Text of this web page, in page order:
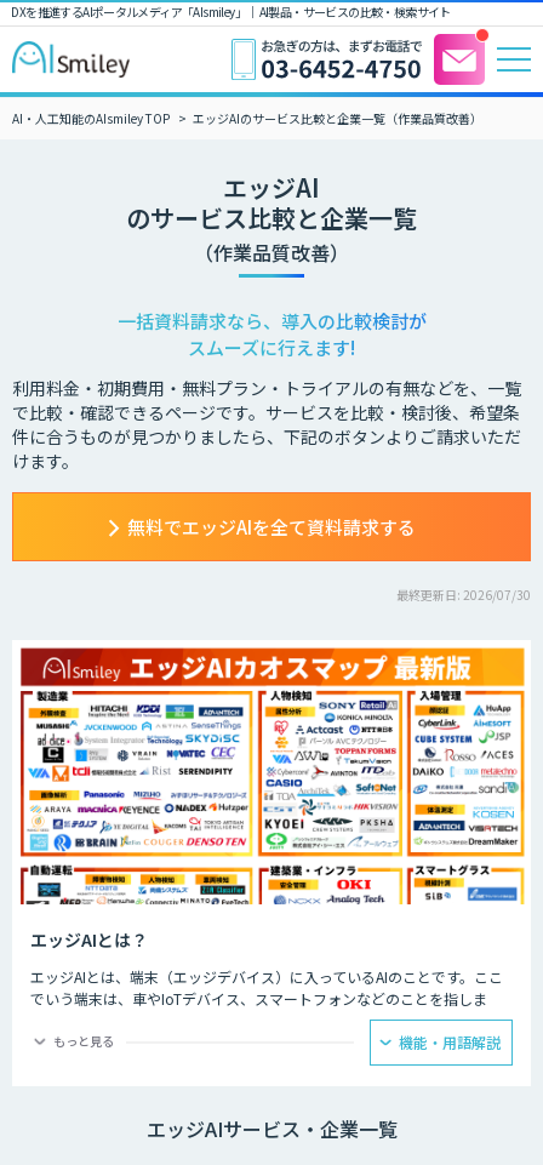
DXを推進するAIポータルメディア「AIsmiley」｜ AI製品・サービスの比較・検索サイト
AI・人工知能のAIsmiley TOP エッジAIのサービス比較と企業一覧（作業品質改善）
エッジAI
のサービス比較と企業一覧
（作業品質改善）
一括資料請求なら、導入の比較検討が
スムーズに行えます!
利用料金・初期費用・無料プラン・トライアルの有無などを、一覧
で比較・確認できるページです。サービスを比較・検討後、希望条
件に合うものが見つかりましたら、下記のボタンよりご請求いただ
けます。
無料でエッジAIを全て資料請求する
最終更新日: 2026/07/30
エッジAIとは？
エッジAIとは、端末（エッジデバイス）に入っているAIのことです。ここ
でいう端末は、車やIoTデバイス、スマートフォンなどのことを指しま
す。そのような端末自体、もしくは端末の近くのサーバーに搭載されたAI
のことを、エッジAIと呼びます。
が大きな利点となります。通信遅延やネットワーク負荷を解消したい場合
もっと見る 機能・用語解説
エッジAIサービス・企業一覧